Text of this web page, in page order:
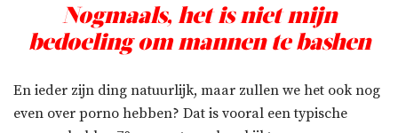
Nogmaals, het is niet mijn
bedoeling om mannen te bashen
En ieder zijn ding natuurlijk, maar zullen we het ook nog
even over porno hebben? Dat is vooral een typische